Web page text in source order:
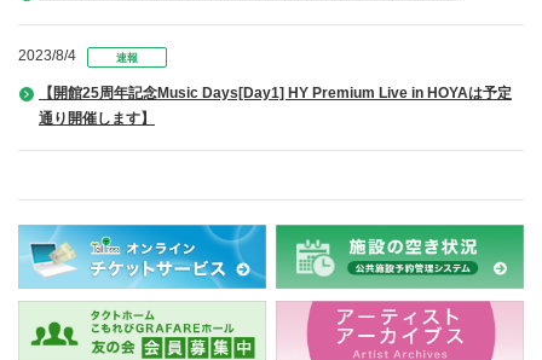
2023/8/4 速報
【開館25周年記念Music Days[Day1] HY Premium Live in HOYAは予定
通り開催します】